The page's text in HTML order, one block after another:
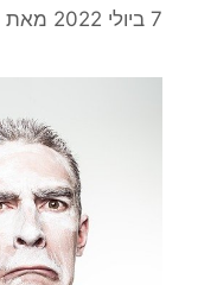
7 ביולי 2022 מאת